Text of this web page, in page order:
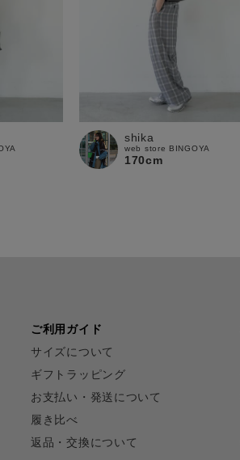
shika
web store BINGOYA
170cm
ご利用ガイド
サイズについて
ギフトラッピング
お支払い・発送について
履き比べ
返品・交換について